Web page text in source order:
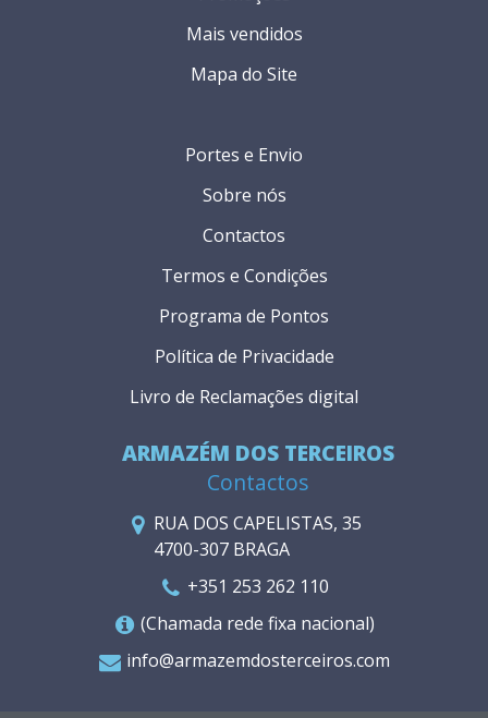
ARMAZÉM DOS TERCEIROS
Contactos
RUA DOS CAPELISTAS, 35
4700-307 BRAGA
+351 253 262 110
(Chamada rede fixa nacional)
info@armazemdosterceiros.com
Portes e Envio
Sobre nós
Contactos
Termos e Condições
Programa de Pontos
Política de Privacidade
Livro de Reclamações digital
Mais vendidos
Mapa do Site